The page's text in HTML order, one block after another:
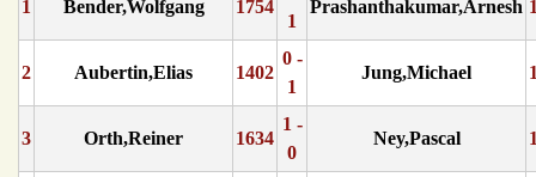
1 Bender,Wolfgang 1754
1
Prashanthakumar,Arnesh
2 Aubertin,Elias 1402
0 -
1
Jung,Michael
3 Orth,Reiner 1634
1 -
0
Ney,Pascal